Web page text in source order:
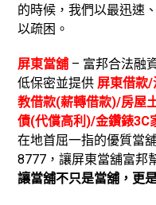
的時候，我們以最迅速
以疏困。
屏東當舖 – 富邦合法融
低保密並提供 屏東借款
教借款(薪轉借款)/房屋
債(代償高利)/金鑽錶3C
在地首屈一指的優質當
8777，讓屏東當舖富邦
讓當舖不只是當舖，更